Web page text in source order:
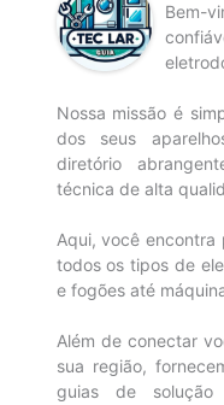
Bem-
Nossa missão é
dos seus
diretório
técnica de alta
Aqui, você encontra
todos os tipos de
e fogões até
Além de conectar
sua região,
guias de